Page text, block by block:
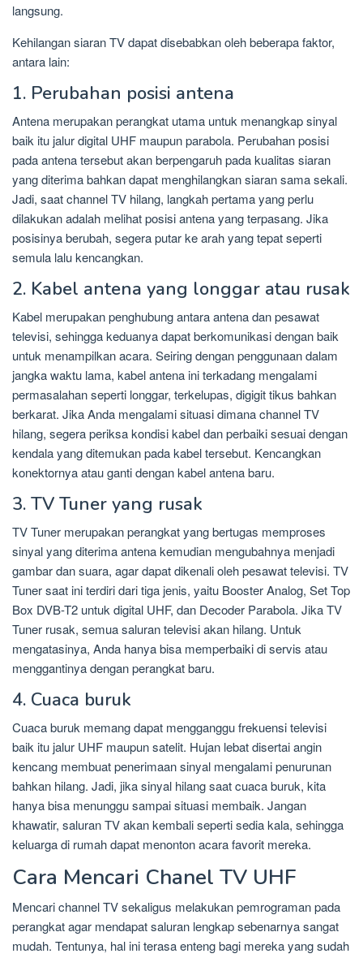
langsung.
Kehilangan siaran TV dapat disebabkan oleh beberapa faktor,
antara lain:
1. Perubahan posisi antena
Antena merupakan perangkat utama untuk menangkap sinyal
baik itu jalur digital UHF maupun parabola. Perubahan posisi
pada antena tersebut akan berpengaruh pada kualitas siaran
yang diterima bahkan dapat menghilangkan siaran sama sekali.
Jadi, saat channel TV hilang, langkah pertama yang perlu
dilakukan adalah melihat posisi antena yang terpasang. Jika
posisinya berubah, segera putar ke arah yang tepat seperti
semula lalu kencangkan.
2. Kabel antena yang longgar atau rusak
Kabel merupakan penghubung antara antena dan pesawat
televisi, sehingga keduanya dapat berkomunikasi dengan baik
untuk menampilkan acara. Seiring dengan penggunaan dalam
jangka waktu lama, kabel antena ini terkadang mengalami
permasalahan seperti longgar, terkelupas, digigit tikus bahkan
berkarat. Jika Anda mengalami situasi dimana channel TV
hilang, segera periksa kondisi kabel dan perbaiki sesuai dengan
kendala yang ditemukan pada kabel tersebut. Kencangkan
konektornya atau ganti dengan kabel antena baru.
3. TV Tuner yang rusak
TV Tuner merupakan perangkat yang bertugas memproses
sinyal yang diterima antena kemudian mengubahnya menjadi
gambar dan suara, agar dapat dikenali oleh pesawat televisi. TV
Tuner saat ini terdiri dari tiga jenis, yaitu Booster Analog, Set Top
Box DVB-T2 untuk digital UHF, dan Decoder Parabola. Jika TV
Tuner rusak, semua saluran televisi akan hilang. Untuk
mengatasinya, Anda hanya bisa memperbaiki di servis atau
menggantinya dengan perangkat baru.
4. Cuaca buruk
Cuaca buruk memang dapat mengganggu frekuensi televisi
baik itu jalur UHF maupun satelit. Hujan lebat disertai angin
kencang membuat penerimaan sinyal mengalami penurunan
bahkan hilang. Jadi, jika sinyal hilang saat cuaca buruk, kita
hanya bisa menunggu sampai situasi membaik. Jangan
khawatir, saluran TV akan kembali seperti sedia kala, sehingga
keluarga di rumah dapat menonton acara favorit mereka.
Cara Mencari Chanel TV UHF
Mencari channel TV sekaligus melakukan pemrograman pada
perangkat agar mendapat saluran lengkap sebenarnya sangat
mudah. Tentunya, hal ini terasa enteng bagi mereka yang sudah